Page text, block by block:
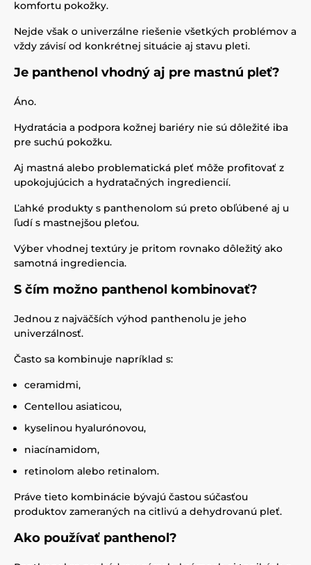
komfortu pokožky.
Nejde však o univerzálne riešenie všetkých problémov a
vždy závisí od konkrétnej situácie aj stavu pleti.
Je panthenol vhodný aj pre mastnú pleť?
Áno.
Hydratácia a podpora kožnej bariéry nie sú dôležité iba
pre suchú pokožku.
Aj mastná alebo problematická pleť môže profitovať z
upokojujúcich a hydratačných ingrediencií.
Ľahké produkty s panthenolom sú preto obľúbené aj u
ľudí s mastnejšou pleťou.
Výber vhodnej textúry je pritom rovnako dôležitý ako
samotná ingrediencia.
S čím možno panthenol kombinovať?
Jednou z najväčších výhod panthenolu je jeho
univerzálnosť.
Často sa kombinuje napríklad s:
ceramidmi,
Centellou asiaticou,
kyselinou hyalurónovou,
niacínamidom,
retinolom alebo retinalom.
Práve tieto kombinácie bývajú častou súčasťou
produktov zameraných na citlivú a dehydrovanú pleť.
Ako používať panthenol?